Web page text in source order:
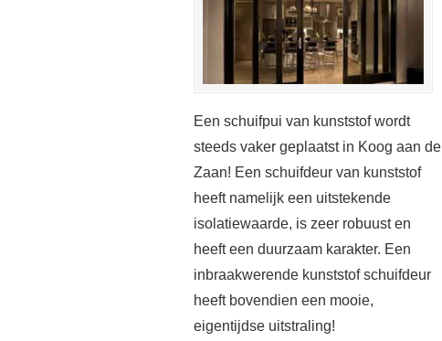
Een schuifpui van kunststof wordt
steeds vaker geplaatst in Koog aan de
Zaan! Een schuifdeur van kunststof
heeft namelijk een uitstekende
isolatiewaarde, is zeer robuust en
heeft een duurzaam karakter. Een
inbraakwerende kunststof schuifdeur
heeft bovendien een mooie,
eigentijdse uitstraling!